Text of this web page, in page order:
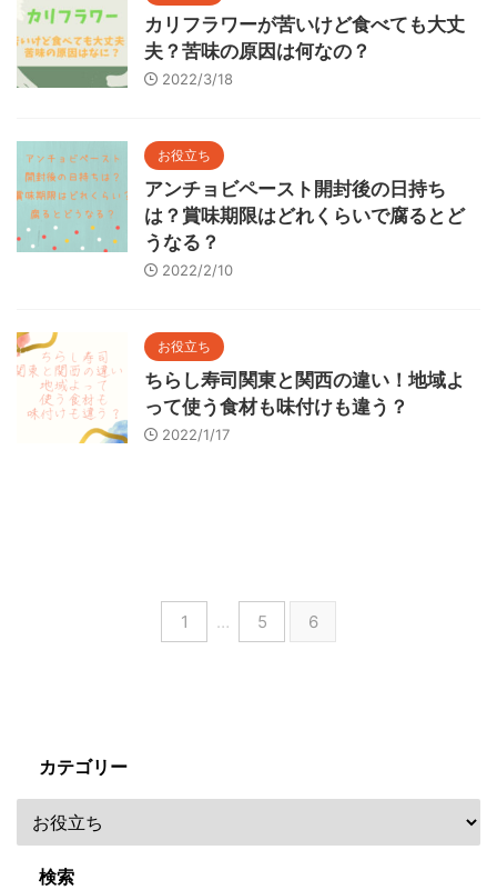
カリフラワーが苦いけど食べても大丈
夫？苦味の原因は何なの？
2022/3/18
お役立ち
アンチョビペースト開封後の日持ち
は？賞味期限はどれくらいで腐るとど
うなる？
2022/2/10
お役立ち
ちらし寿司関東と関西の違い！地域よ
って使う食材も味付けも違う？
2022/1/17
1 … 5 6
カテゴリー
検索